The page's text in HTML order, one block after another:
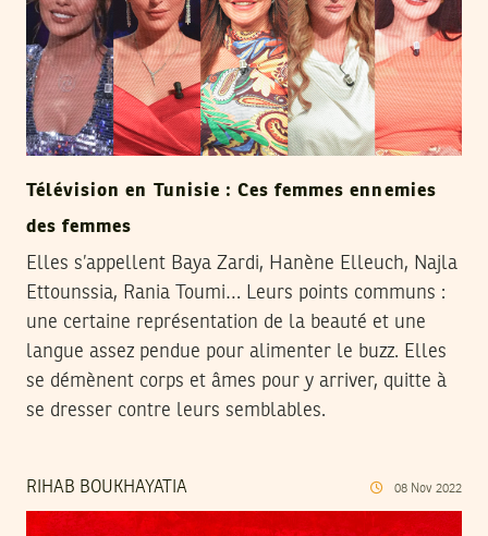
Télévision en Tunisie : Ces femmes ennemies
des femmes
Elles s’appellent Baya Zardi, Hanène Elleuch, Najla
Ettounssia, Rania Toumi… Leurs points communs :
une certaine représentation de la beauté et une
langue assez pendue pour alimenter le buzz. Elles
se démènent corps et âmes pour y arriver, quitte à
se dresser contre leurs semblables.
RIHAB BOUKHAYATIA 08 Nov 2022